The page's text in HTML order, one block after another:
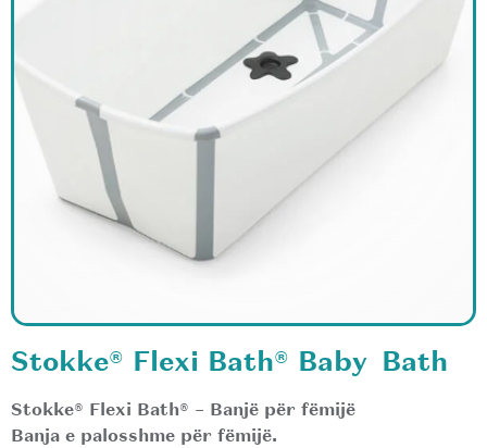
Stokke® Flexi Bath® Baby Bath
Stokke® Flexi Bath® – Banjë për fëmijë
Banja e palosshme për fëmijë.